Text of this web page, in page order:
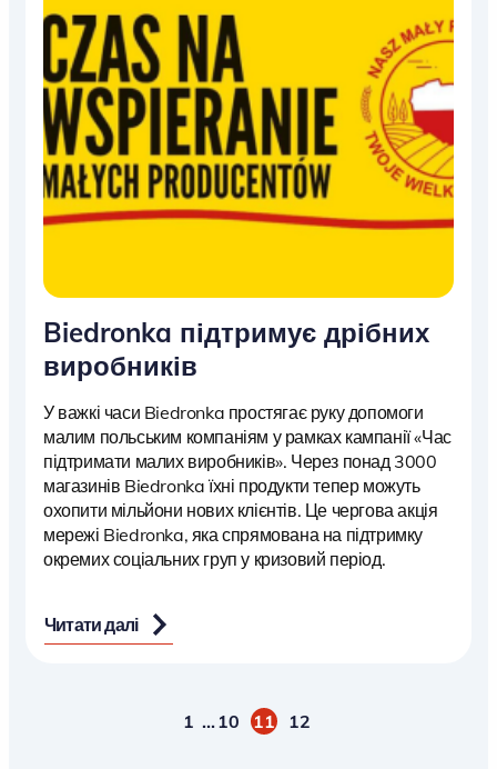
Biedronka підтримує дрібних
виробників
У важкі часи Biedronka простягає руку допомоги
малим польським компаніям у рамках кампанії «Час
підтримати малих виробників». Через понад 3000
магазинів Biedronka їхні продукти тепер можуть
охопити мільйони нових клієнтів. Це чергова акція
мережі Biedronka, яка спрямована на підтримку
окремих соціальних груп у кризовий період.
Читати далі
Пагінація
1 …10 11 12